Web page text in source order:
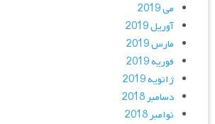
می 2019
آوریل 2019
مارس 2019
فوریه 2019
ژانویه 2019
دسامبر 2018
نوامبر 2018